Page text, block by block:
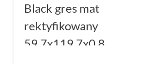
Black gres mat
rektyfikowany
59.7x119.7x0.8